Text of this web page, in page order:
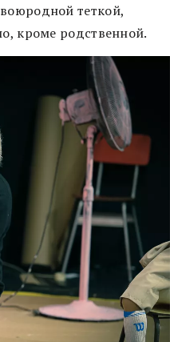
теткой,
кроме родственной.